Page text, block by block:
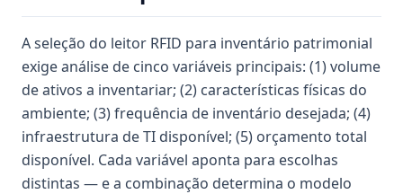
A seleção do leitor RFID para inventário patrimonial
exige análise de cinco variáveis principais: (1) volume
de ativos a inventariar; (2) características físicas do
ambiente; (3) frequência de inventário desejada; (4)
infraestrutura de TI disponível; (5) orçamento total
disponível. Cada variável aponta para escolhas
distintas — e a combinação determina o modelo